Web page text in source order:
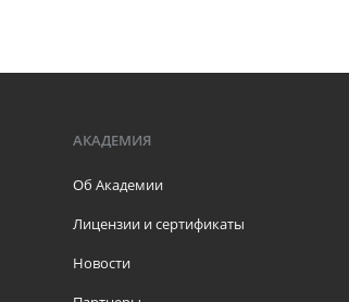
АКАДЕМИЯ
Об Академии
Лицензии и сертификаты
Новости